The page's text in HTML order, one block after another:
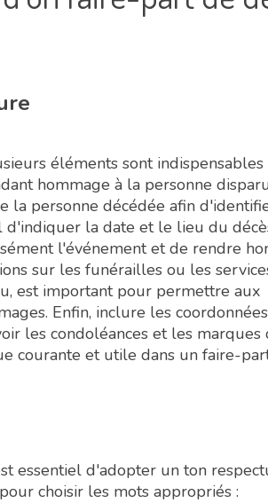
éléments sont
hommage à la personne
la personne décédée afin
d'indiquer la date et le lieu du
l'événement et de rendre
sur les funérailles ou les
est important pour permettre aux
Enfin, inclure les
les condoléances et les marques
courante et utile dans un faire-
essentiel d'adopter un ton
choisir les mots appropriés :